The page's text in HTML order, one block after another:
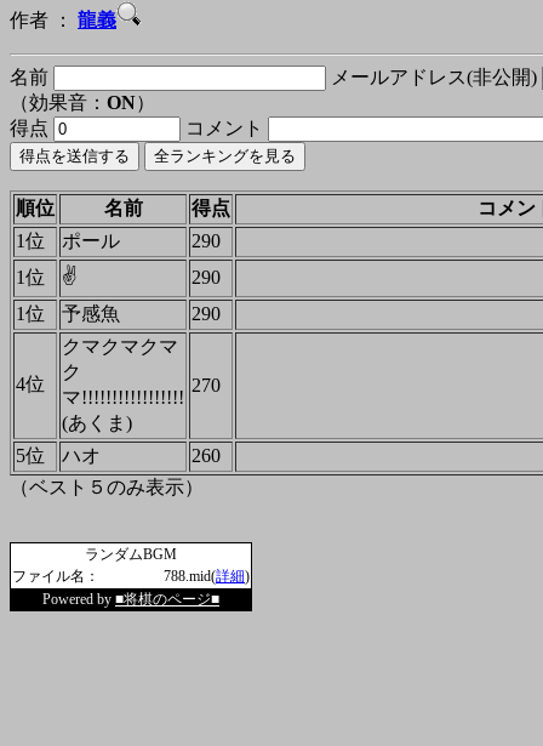
作者 ： 龍義
名前
メールアドレス(非公開)
（効果音： ON）
得点
コメント
順位 名前 得点
コメン
1位
ポール
290
1位
✌
290
1位
予感魚 290
4位
クマクマクマ
ク
マ!!!!!!!!!!!!!!!!!
(あくま)
270
5位 ハオ
260
（ベスト５のみ表示）
ランダムBGM
ファイル名：
788.mid(詳細)
Powered by ■将棋のページ■